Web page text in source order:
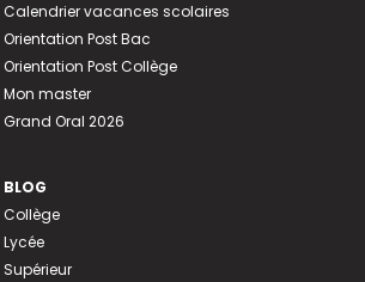
Calendrier vacances scolaires
Orientation Post Bac
Orientation Post Collège
Mon master
Grand Oral 2026
BLOG
Collège
Lycée
Supérieur